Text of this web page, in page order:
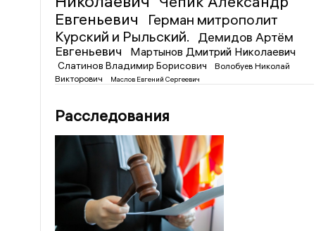
Евгеньевич
Герман митрополит
Курский и Рыльский.
Демидов Артём
Евгеньевич
Мартынов Дмитрий Николаевич
Слатинов Владимир Борисович
Волобуев Николай
Викторович
Маслов Евгений Сергеевич
Расследования